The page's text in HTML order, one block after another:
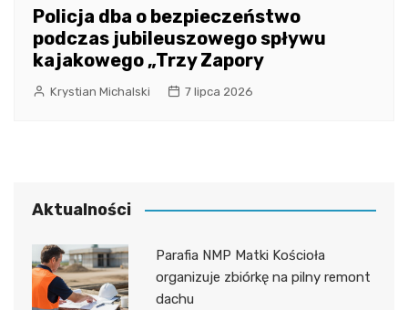
Policja dba o bezpieczeństwo
podczas jubileuszowego spływu
kajakowego „Trzy Zapory
Krystian Michalski 7 lipca 2026
Aktualności
Parafia NMP Matki Kościoła
organizuje zbiórkę na pilny remont
dachu